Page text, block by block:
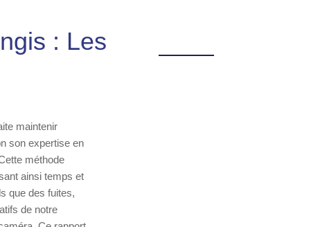
: Les
maintenir
son expertise en
méthode
ainsi temps et
que des fuites,
de notre